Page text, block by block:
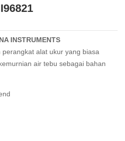
INSTRUMENTS
alat ukur yang biasa
air tebu sebagai bahan